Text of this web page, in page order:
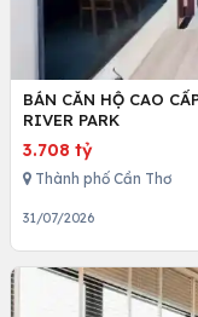
BÁN CĂN HỘ CAO
RIVER PARK
3.708 tỷ
Thành phố Cần Thơ
31/07/2026